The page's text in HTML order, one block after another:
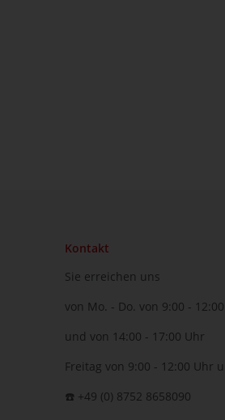
Kontakt
Sie erreichen uns
von Mo. - Do. von 9:00 -
und von 14:00 - 17:00 Uhr
Freitag von 9:00 - 12:00 Uhr
☎️ +49 (0) 8752 8658090